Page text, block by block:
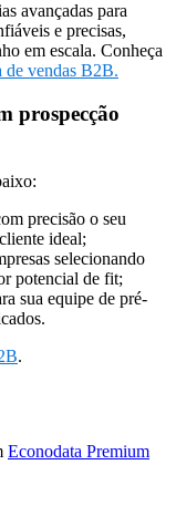
avançadas para
e precisas,
em escala. Conheça
de vendas B2B.
prospecção
precisão o seu
ideal;
selecionando
potencial de fit;
sua equipe de pré-
.
Econodata Premium